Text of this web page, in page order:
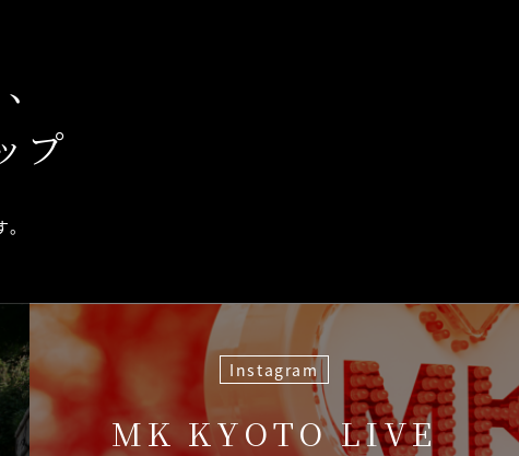
プ
Instagram
MK KYOTO LIVE